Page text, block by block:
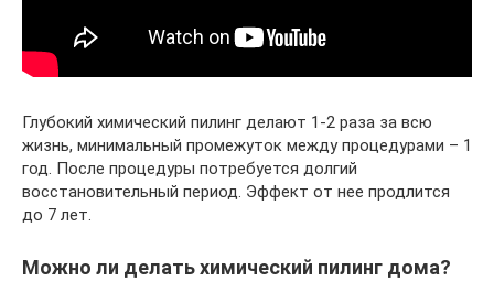
Глубокий химический пилинг делают 1-2 раза за всю
жизнь, минимальный промежуток между процедурами – 1
год. После процедуры потребуется долгий
восстановительный период. Эффект от нее продлится
до 7 лет.
Можно ли делать химический пилинг дома?